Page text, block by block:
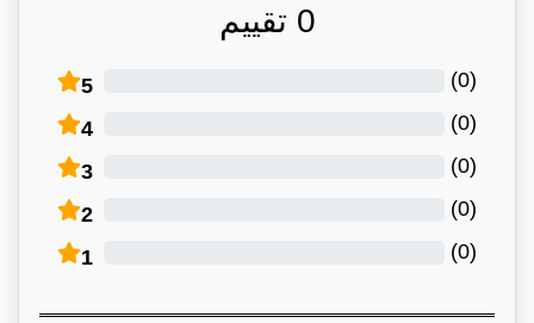
0 تقييم
5 (
0
)
4 (
0
)
3 (
0
)
2 (
0
)
1 (
0
)